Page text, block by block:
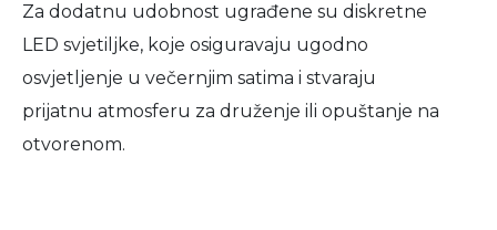
Za dodatnu udobnost ugrađene su diskretne
LED svjetiljke, koje osiguravaju ugodno
osvjetljenje u večernjim satima i stvaraju
prijatnu atmosferu za druženje ili opuštanje na
otvorenom.